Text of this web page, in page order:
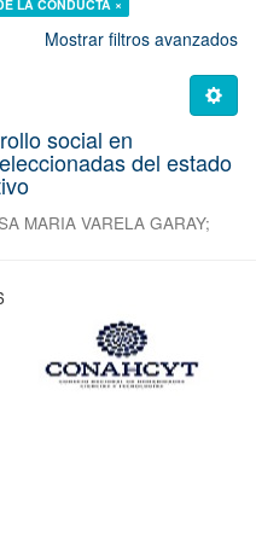
LA CONDUCTA ×
Mostrar filtros avanzados
social en
del estado
MARIA VARELA GARAY;